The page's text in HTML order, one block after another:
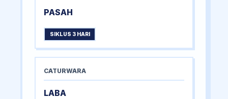
PASAH
SIKLUS 3 HARI
CATURWARA
LABA